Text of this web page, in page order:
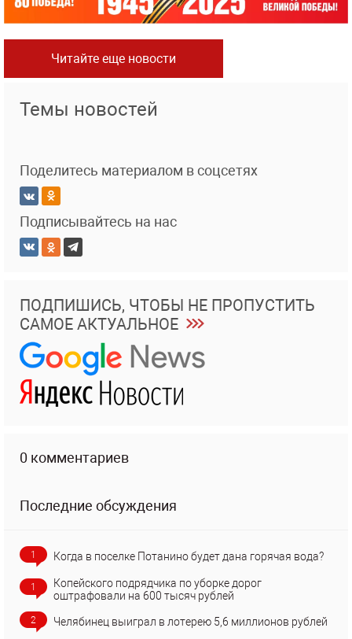
Читайте еще новости
Темы новостей
Поделитесь материалом в соцсетях
Подписывайтесь на нас
ПОДПИШИСЬ, ЧТОБЫ НЕ ПРОПУСТИТЬ
САМОЕ АКТУАЛЬНОЕ
0 комментариев
Последние обсуждения
1 Когда в поселке Потанино будет дана горячая вода?
1
Копейского подрядчика по уборке дорог
оштрафовали на 600 тысяч рублей
2 Челябинец выиграл в лотерею 5,6 миллионов рублей